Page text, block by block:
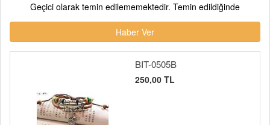
Geçici olarak temin edilememektedir. Temin edildiğinde
Haber Ver
BIT-0505B
250,00 TL